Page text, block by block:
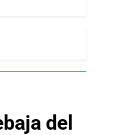
del